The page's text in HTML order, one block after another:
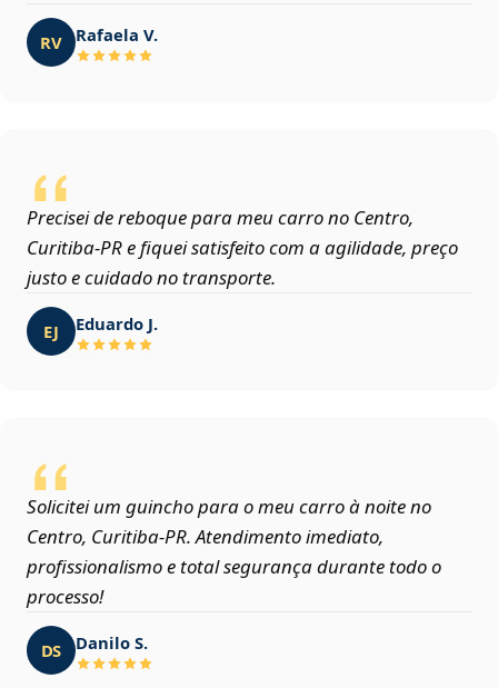
RV Rafaela V.
Precisei de reboque para meu carro no Centro,
Curitiba‑PR e fiquei satisfeito com a agilidade, preço
justo e cuidado no transporte.
EJ Eduardo J.
Solicitei um guincho para o meu carro à noite no
Centro, Curitiba‑PR. Atendimento imediato,
profissionalismo e total segurança durante todo o
processo!
DS Danilo S.